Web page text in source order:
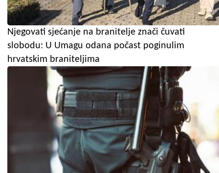
Njegovati sjećanje na branitelje znači čuvati
slobodu: U Umagu odana počast poginulim
hrvatskim braniteljima